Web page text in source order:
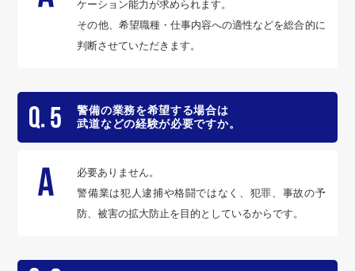
ケーション能力が求められます。
その他、希望職種・仕事内容への適性などを総合的に
判断させていただきます。
警備の業務を希望する場合は
武道などの経験が必要ですか。
必要ありません。
警備業は犯人逮捕や格闘ではなく、犯罪、事故の予
防、被害の拡大防止を目的としているからです。